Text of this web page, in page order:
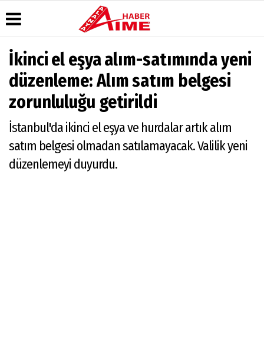
Üye Paneli
Haber
Arşivi
Arşivi
Günün
Haberleri
Hava
Durumu
Gazete
Manşetleri
Anketler
Biyografiler
Yazarları
Video
Galeri
Foto
AlanyaTime
TV
Gazipaşa
Canlı Uçak
İkinci el eşya alım-satımında yeni
düzenleme: Alım satım belgesi
zorunluluğu getirildi
İstanbul'da ikinci el eşya ve hurdalar artık alım
satım belgesi olmadan satılamayacak. Valilik yeni
düzenlemeyi duyurdu.